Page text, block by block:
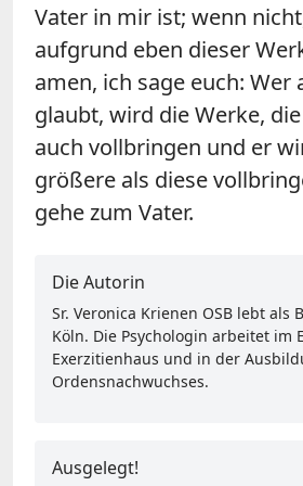
Vater in mir ist; wenn
aufgrund eben dieser
amen, ich sage euch: Wer
glaubt, wird die Werke,
auch vollbringen und er
größere als diese
gehe zum Vater.
Die Autorin
Sr. Veronica Krienen OSB lebt als
Köln. Die Psychologin arbeitet im
Exerzitienhaus und in der
Ordensnachwuchses.
Ausgelegt!